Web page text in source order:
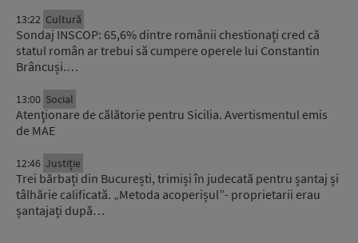
13:22 Cultură
Sondaj INSCOP: 65,6% dintre românii chestionați cred că
statul român ar trebui să cumpere operele lui Constantin
Brâncuși.…
13:00 Social
Atenţionare de călătorie pentru Sicilia. Avertismentul emis
de MAE
12:46 Justiție
Trei bărbați din București, trimiși în judecată pentru șantaj și
tâlhărie calificată. „Metoda acoperișul”- proprietarii erau
șantajați după…